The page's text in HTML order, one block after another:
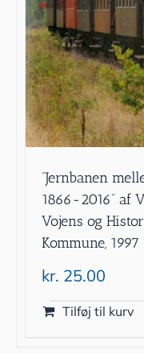
”Jernbanen
1866-2016” af
Vojens og
Kommune, 1997
kr. 25.00
Tilføj til kurv